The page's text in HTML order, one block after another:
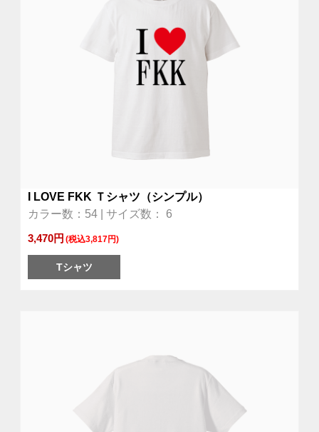
I LOVE FKK Ｔシャツ（シンプル）
カラー数：54 | サイズ数： 6
3,470円 (税込3,817円)
Tシャツ